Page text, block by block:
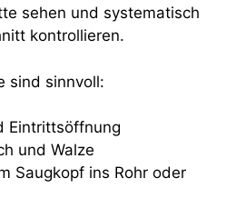
sehen und systematisch
kontrollieren.
sind sinnvoll:
Eintrittsöffnung
und Walze
Saugkopf ins Rohr oder